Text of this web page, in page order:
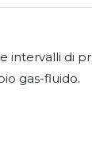
di
gas-fluido.